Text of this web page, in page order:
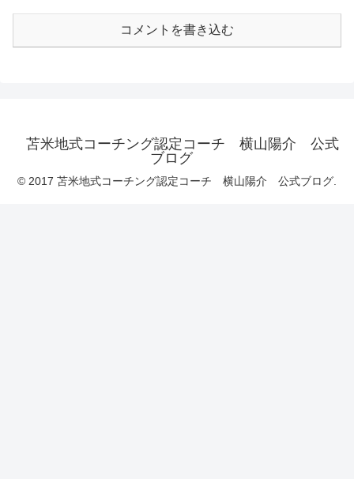
コメントを書き込む
苫米地式コーチング認定コーチ 横山陽介 公式
ブログ
© 2017 苫米地式コーチング認定コーチ 横山陽介 公式ブログ.